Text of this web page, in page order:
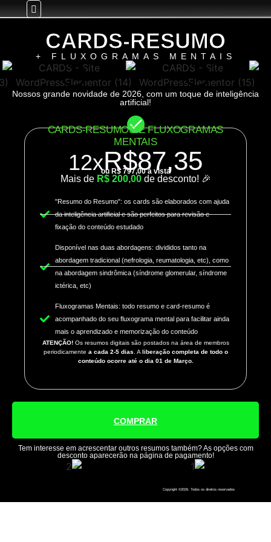
CARDS-RESUMO
+ FLUXOGRAMAS MENTAIS
Nossos grande novidade de 2026, com um toque de inteligência
artificial!
CARDS-RESUMOS E FLUXOGRAMAS
MENTAIS
12xR$87,35
ou R$ 797,00 à vista
Mais de R$ 200,00de desconto! 🎉
"Resumo do Resumo": os cards são elaborados com ajuda
da inteligência artificial e são perfeitos para revisão e
fixação do conteúdo estudado
Disponível nas duas abordagens: divididos tanto na
abordagem tradicional (nefrologia, reumatologia, etc), como
na abordagem sindrômica (síndrome glomerular, síndrome
ictérica, etc)
Fluxogramas Mentais: todo resumo e card-resumo é
acompanhado do seu fluxograma mental para facilitar ainda
mais o aprendizado e memorização do conteúdo
ATENÇÃO!Os resumos digitais são postados na área de membros
periodicamente a cada 2-5 dias . A liberação completa de todo o
conteúdo ocorre até o dia 01 de Março.
COMPRAR
Tem interesse em acrescentar outros resumos também? As opções com
desconto aparecerão na página de pagamento!
Copyright ©2026. Todos os direitos reservados